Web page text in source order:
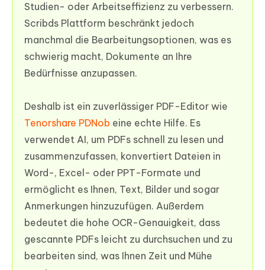
Studien- oder Arbeitseffizienz zu verbessern.
Scribds Plattform beschränkt jedoch
manchmal die Bearbeitungsoptionen, was es
schwierig macht, Dokumente an Ihre
Bedürfnisse anzupassen.
Deshalb ist ein zuverlässiger PDF-Editor wie
Tenorshare PDNob eine echte Hilfe. Es
verwendet AI, um PDFs schnell zu lesen und
zusammenzufassen, konvertiert Dateien in
Word-, Excel- oder PPT-Formate und
ermöglicht es Ihnen, Text, Bilder und sogar
Anmerkungen hinzuzufügen. Außerdem
bedeutet die hohe OCR-Genauigkeit, dass
gescannte PDFs leicht zu durchsuchen und zu
bearbeiten sind, was Ihnen Zeit und Mühe